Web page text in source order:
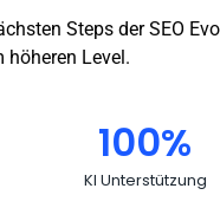
Steps der SEO
höheren Level.
KI Unterstützung
100%